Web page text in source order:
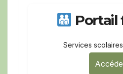
Portail
Services